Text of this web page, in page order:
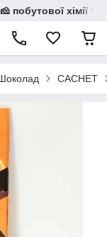
побутової хімії 🧼
CACHET